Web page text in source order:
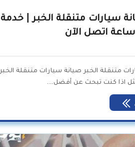
سيارات متنقلة الخبر | خدمة
متنقلة الخبر صيانة سيارات متنقلة الخبر
اذا كنت تبحث عن أفضل…